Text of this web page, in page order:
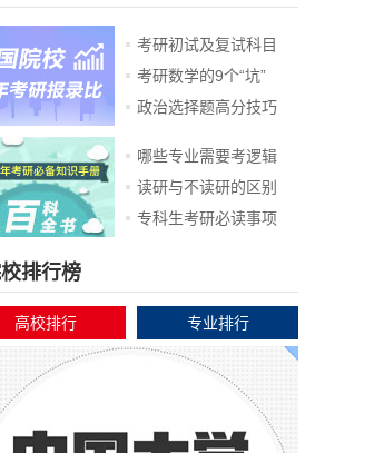
考研初试及复试科目
考研数学的9个“坑”
政治选择题高分技巧
哪些专业需要考逻辑
读研与不读研的区别
专科生考研必读事项
排行榜
高校排行 专业排行